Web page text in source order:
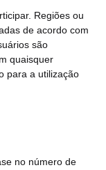
Regiões ou
de acordo com
são
quaisquer
para a utilização
no número de